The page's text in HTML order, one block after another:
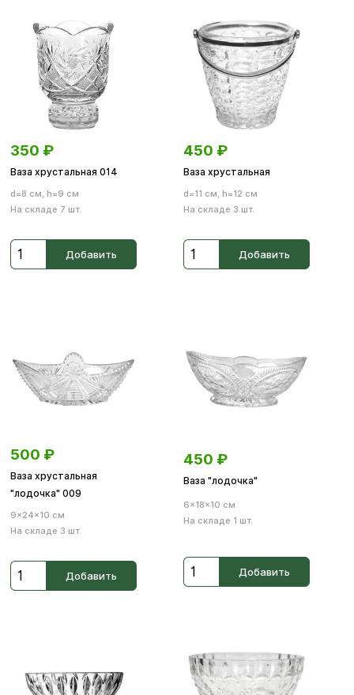
350 ₽
Ваза хрустальная 014
d=8 см, h=9 см
На складе 7 шт.
Добавить
450 ₽
Ваза хрустальная
d=11 см, h=12 см
На складе 3 шт.
Добавить
500 ₽
Ваза хрустальная
"лодочка" 009
9×24×10 см
На складе 3 шт.
Добавить
450 ₽
Ваза "лодочка"
6×18×10 см
На складе 1 шт.
Добавить